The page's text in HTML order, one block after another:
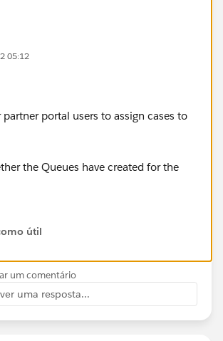
05:12
portal users to assign cases to
the Queues have created for the
útil
um comentário
uma resposta...